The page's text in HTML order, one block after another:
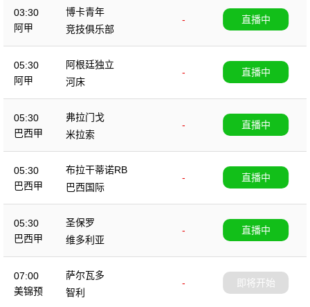
03:30
阿甲
博卡青年
-
竞技俱乐部
直播中
05:30
阿甲
阿根廷独立
-
河床
直播中
05:30
巴西甲
弗拉门戈
-
米拉索
直播中
05:30
巴西甲
布拉干蒂诺RB
-
巴西国际
直播中
05:30
巴西甲
圣保罗
-
维多利亚
直播中
07:00
美锦预
萨尔瓦多
-
智利
即将开始